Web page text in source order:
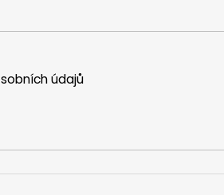
údajů